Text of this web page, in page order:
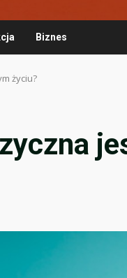
Biznes
życiu?